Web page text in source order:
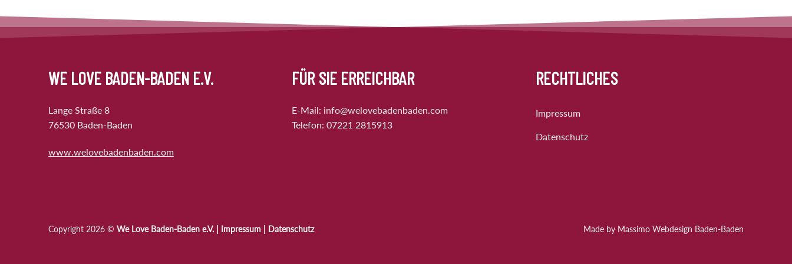
WE LOVE BADEN-BADEN E.V.
Lange Straße 8
76530 Baden-Baden
www.welovebadenbaden.com
FÜR SIE ERREICHBAR
E-Mail: info@welovebadenbaden.com
Telefon:07221 2815913
RECHTLICHES
Impressum
Datenschutz
Copyright 2026 © We Love Baden-Baden e.V. | Impressum Datenschutz Made by Massimo Webdesign Baden-Baden